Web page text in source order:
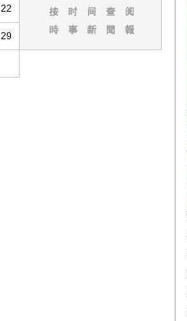
22
29